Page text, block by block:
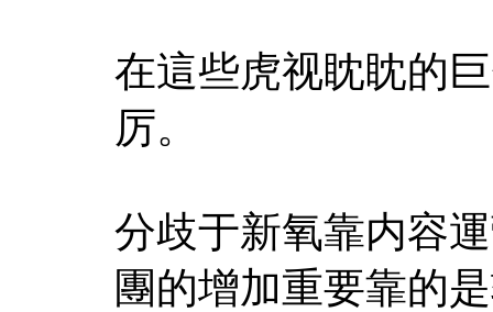
在這些虎视眈眈的
厉。
分歧于新氧靠内容
團的增加重要靠的